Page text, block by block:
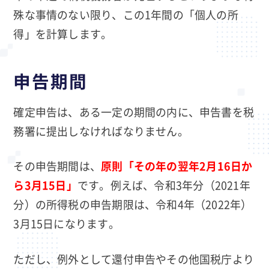
殊な事情のない限り、この1年間の「個人の所
得」を計算します。
申告期間
確定申告は、ある一定の期間の内に、申告書を税
務署に提出しなければなりません。
その申告期間は、原則「その年の翌年2月16日か
ら3月15日」 です。例えば、令和3年分（2021年
分）の所得税の申告期限は、令和4年（2022年）
3月15日になります。
ただし、例外として還付申告やその他国税庁より